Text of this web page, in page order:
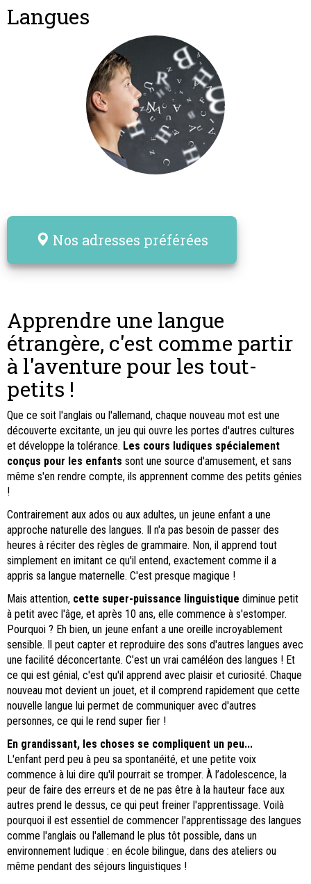
Langues
Nos adresses préférées
Apprendre une langue
étrangère, c'est comme partir
à l'aventure pour les tout-
petits !
Que ce soit l'anglais ou l'allemand, chaque nouveau mot est une
découverte excitante, un jeu qui ouvre les portes d'autres cultures
et développe la tolérance. Les cours ludiques spécialement
conçus pour les enfants sont une source d'amusement, et sans
même s'en rendre compte, ils apprennent comme des petits génies
!
Contrairement aux ados ou aux adultes, un jeune enfant a une
approche naturelle des langues. Il n'a pas besoin de passer des
heures à réciter des règles de grammaire. Non, il apprend tout
simplement en imitant ce qu'il entend, exactement comme il a
appris sa langue maternelle. C'est presque magique !
Mais attention, cette super-puissance linguistique diminue petit
à petit avec l'âge, et après 10 ans, elle commence à s'estomper.
Pourquoi ? Eh bien, un jeune enfant a une oreille incroyablement
sensible. Il peut capter et reproduire des sons d'autres langues avec
une facilité déconcertante. C’est un vrai caméléon des langues ! Et
ce qui est génial, c'est qu'il apprend avec plaisir et curiosité. Chaque
nouveau mot devient un jouet, et il comprend rapidement que cette
nouvelle langue lui permet de communiquer avec d'autres
personnes, ce qui le rend super fier !
En grandissant, les choses se compliquent un peu...
L'enfant perd peu à peu sa spontanéité, et une petite voix
commence à lui dire qu'il pourrait se tromper. À l’adolescence, la
peur de faire des erreurs et de ne pas être à la hauteur face aux
autres prend le dessus, ce qui peut freiner l'apprentissage. Voilà
pourquoi il est essentiel de commencer l'apprentissage des langues
comme l'anglais ou l'allemand le plus tôt possible, dans un
environnement ludique : en école bilingue, dans des ateliers ou
même pendant des séjours linguistiques !